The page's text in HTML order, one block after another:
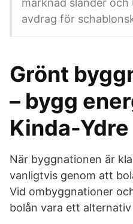
marknad sländer
avdrag för
Grönt
– bygg
Kinda-Ydre
När byggnationen är
vanligtvis genom att
Vid ombyggnationer
bolån vara ett